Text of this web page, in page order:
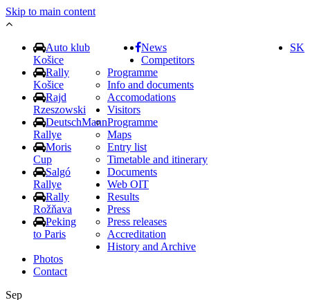
Skip to main content
Auto klub
Košice
Rally
Košice
Rajd
Rzeszowski
DeutschMann
Rallye
Moris
Cup
Salgó
Rallye
Rally
Rožňava
Peking
to Paris
SK
News
Competitors
Programme
Info and documents
Accomodations
Visitors
Programme
Maps
Entry list
Timetable and itinerary
Documents
Web OIT
Results
Press
Press releases
Accreditation
History and Archive
Photos
Contact
Sep